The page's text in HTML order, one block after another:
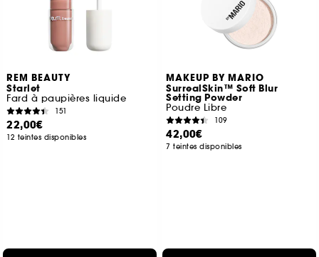
REM BEAUTY
Starlet
Fard à paupières liquide
151
22,00€
12 teintes disponibles
MAKEUP BY MARIO
SurrealSkin™ Soft Blur
Setting Powder
Poudre Libre
109
42,00€
7 teintes disponibles